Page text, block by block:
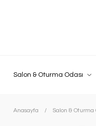
Salon & Oturma Odası
Anasayfa Salon & Oturma